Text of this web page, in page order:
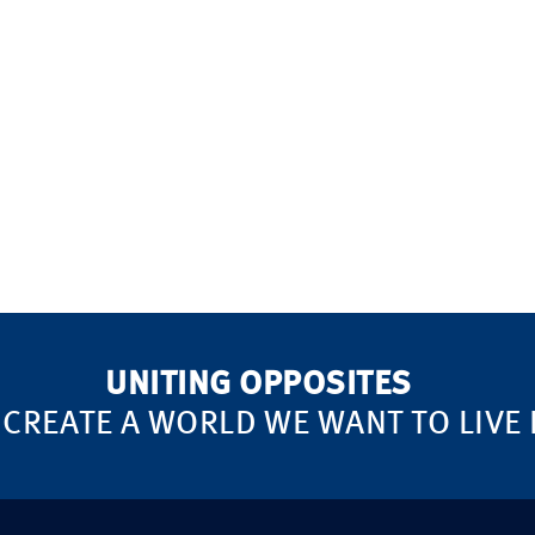
UNITING OPPOSITES
A WORLD WE WANT TO LIVE